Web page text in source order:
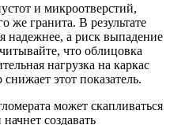
и микроотверстий,
же гранита. В результате
надежнее, а риск выпадение
что облицовка
нагрузка на каркас
этот показатель.
может скапливаться
создавать